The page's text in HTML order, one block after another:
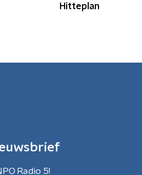
Hitteplan
Radio 5!